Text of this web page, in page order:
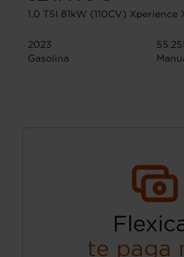
1.0 TSI 81kW (110CV) Xperience
2023
Gasolina
te paga